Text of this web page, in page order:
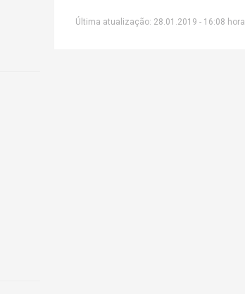
Última atualização: 28.01.2019 - 16:08